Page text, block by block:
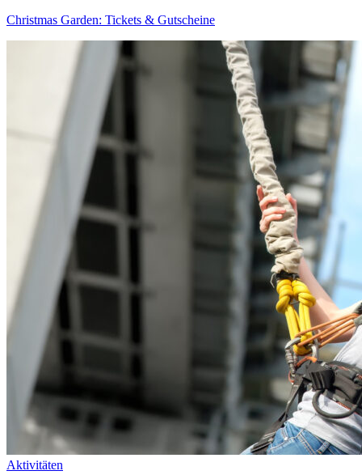
Christmas Garden: Tickets & Gutscheine
Aktivitäten